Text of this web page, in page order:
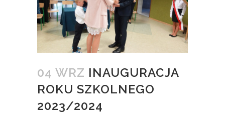
04 WRZ INAUGURACJA
ROKU SZKOLNEGO
2023/2024